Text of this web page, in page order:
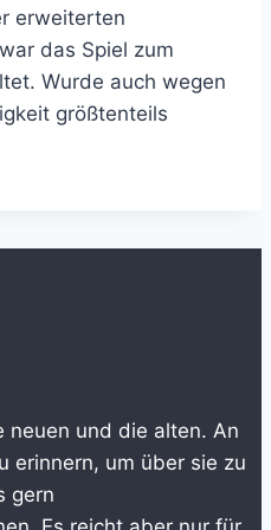
erweiterten
das Spiel zum
Wurde auch wegen
größtenteils
neuen und die alten. An
erinnern, um über sie zu
gern